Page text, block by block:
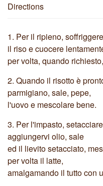
Directions
1. Per il ripieno,
il riso e cuocere
per volta, quando
2. Quando il risotto è
parmigiano, sale, pepe,
l'uovo e mescolare bene.
3. Per l'impasto,
aggiungervi olio, sale
ed il lievito setacciato,
per volta il latte,
amalgamando il tutto con